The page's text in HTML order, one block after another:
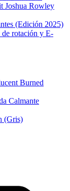
Joshua Rowley
(Edición 2025)
de rotación y E-
Burned
Calmante
(Gris)